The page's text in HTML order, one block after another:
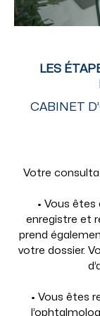
LES
CABINET
Votre
• Vous êtes
enregistre et
prend
votre dossier.
• Vous êtes